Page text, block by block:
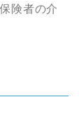
険者の介